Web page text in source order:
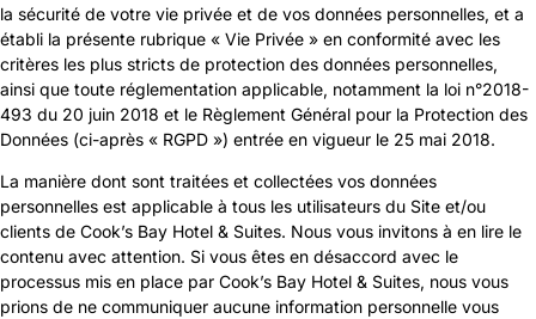
la sécurité de votre vie privée et de vos données personnelles, et a
établi la présente rubrique « Vie Privée » en conformité avec les
critères les plus stricts de protection des données personnelles,
ainsi que toute réglementation applicable, notamment la loi n°2018-
493 du 20 juin 2018 et le Règlement Général pour la Protection des
Données (ci-après « RGPD ») entrée en vigueur le 25 mai 2018.
La manière dont sont traitées et collectées vos données
personnelles est applicable à tous les utilisateurs du Site et/ou
clients de Cook’s Bay Hotel & Suites. Nous vous invitons à en lire le
contenu avec attention. Si vous êtes en désaccord avec le
processus mis en place par Cook’s Bay Hotel & Suites, nous vous
prions de ne communiquer aucune information personnelle vous